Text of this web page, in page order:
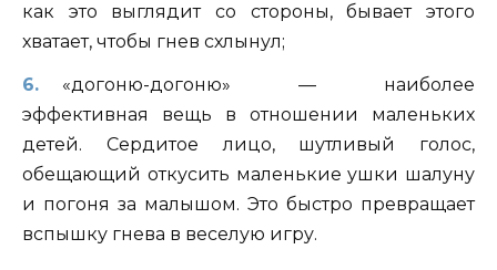
как это выглядит со стороны, бывает этого
хватает, чтобы гнев схлынул;
«догоню-догоню» — наиболее
эффективная вещь в отношении маленьких
детей. Сердитое лицо, шутливый голос,
обещающий откусить маленькие ушки шалуну
и погоня за малышом. Это быстро превращает
вспышку гнева в веселую игру.